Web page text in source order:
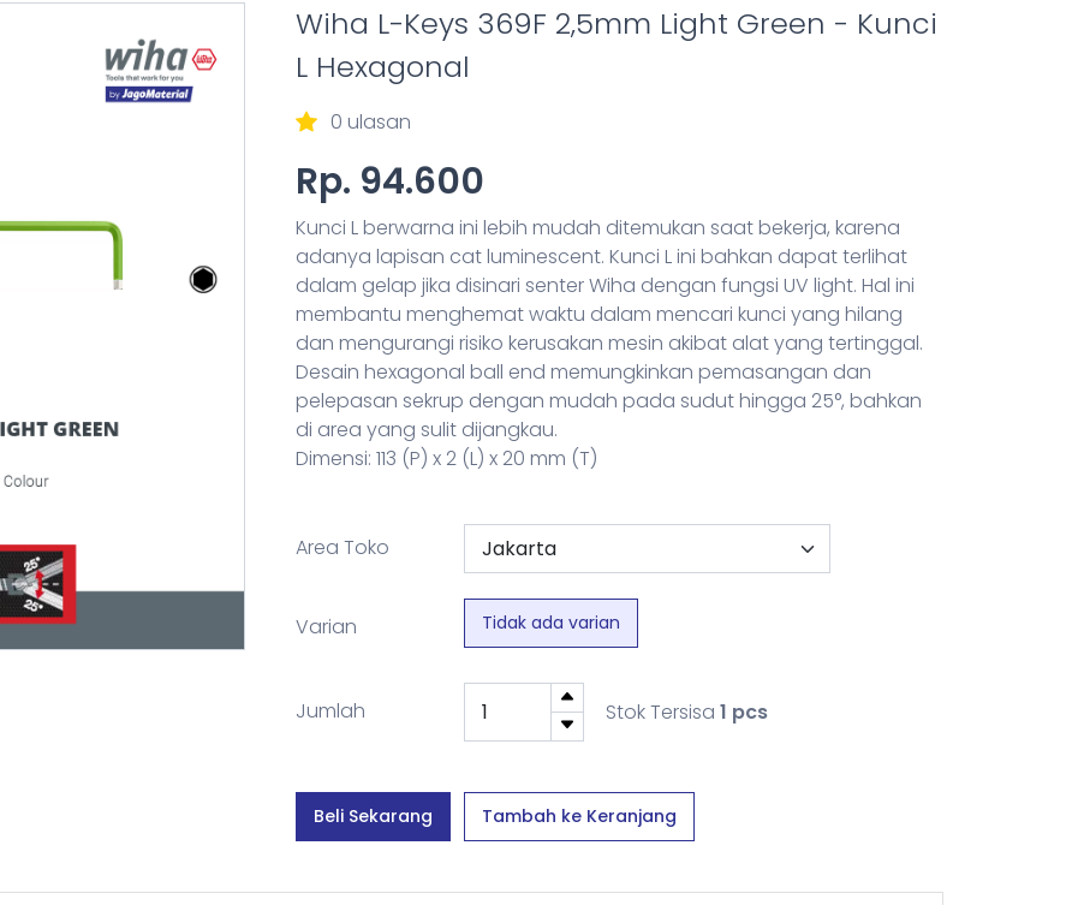
Wiha L-Keys 369F 2,5mm Light Green - Kunci
L Hexagonal
0 ulasan
Rp. 94.600
Kunci L berwarna ini lebih mudah ditemukan saat bekerja, karena
adanya lapisan cat luminescent. Kunci L ini bahkan dapat terlihat
dalam gelap jika disinari senter Wiha dengan fungsi UV light. Hal ini
membantu menghemat waktu dalam mencari kunci yang hilang
dan mengurangi risiko kerusakan mesin akibat alat yang tertinggal.
Desain hexagonal ball end memungkinkan pemasangan dan
pelepasan sekrup dengan mudah pada sudut hingga 25°, bahkan
di area yang sulit dijangkau.
Dimensi: 113 (P) x 2 (L) x 20 mm (T)
Area Toko
Varian Tidak ada varian
Jumlah Stok Tersisa 1 pcs
Beli Sekarang Tambah ke Keranjang